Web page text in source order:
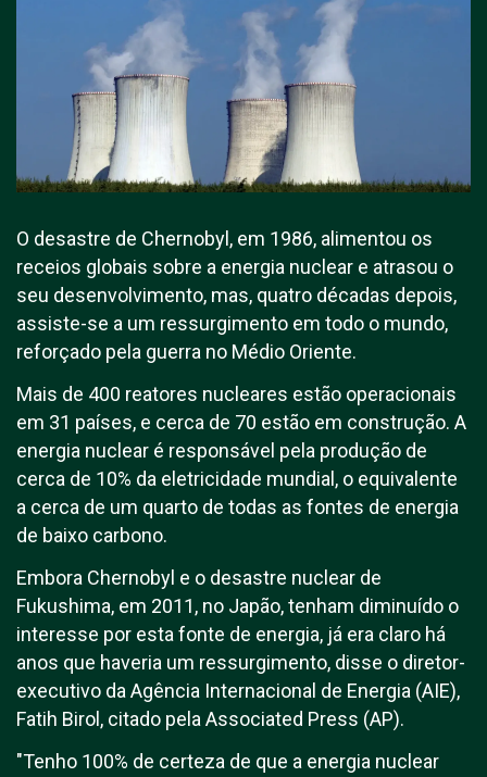
O desastre de Chernobyl, em 1986, alimentou os
receios globais sobre a energia nuclear e atrasou o
seu desenvolvimento, mas, quatro décadas depois,
assiste-se a um ressurgimento em todo o mundo,
reforçado pela guerra no Médio Oriente.
Mais de 400 reatores nucleares estão operacionais
em 31 países, e cerca de 70 estão em construção. A
energia nuclear é responsável pela produção de
cerca de 10% da eletricidade mundial, o equivalente
a cerca de um quarto de todas as fontes de energia
de baixo carbono.
Embora Chernobyl e o desastre nuclear de
Fukushima, em 2011, no Japão, tenham diminuído o
interesse por esta fonte de energia, já era claro há
anos que haveria um ressurgimento, disse o diretor-
executivo da Agência Internacional de Energia (AIE),
Fatih Birol, citado pela Associated Press (AP).
"Tenho 100% de certeza de que a energia nuclear